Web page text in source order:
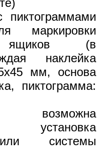
пиктограммами
маркировки
ящиков (в
наклейка
мм, основа
пиктограмма:
установка
системы